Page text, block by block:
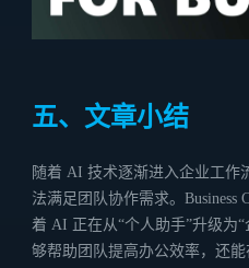
五、文章小结
随着 AI 技术逐渐进入企业工作
法满足团队协作需求。Business
着 AI 正在从“个人助手”升级为
够帮助团队提高办公效率，还